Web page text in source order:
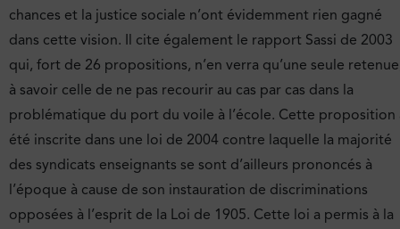
chances et la justice sociale n’ont évidemment rien gagné
dans cette vision. Il cite également le rapport Sassi de 2003
qui, fort de 26 propositions, n’en verra qu’une seule
à savoir celle de ne pas recourir au cas par cas dans la
problématique du port du voile à l’école. Cette proposition
été inscrite dans une loi de 2004 contre laquelle la majorité
des syndicats enseignants se sont d’ailleurs prononcés à
l’époque à cause de son instauration de discriminations
opposées à l’esprit de la Loi de 1905. Cette loi a permis à la